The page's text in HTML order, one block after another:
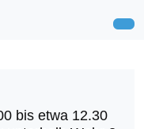
bis etwa 12.30